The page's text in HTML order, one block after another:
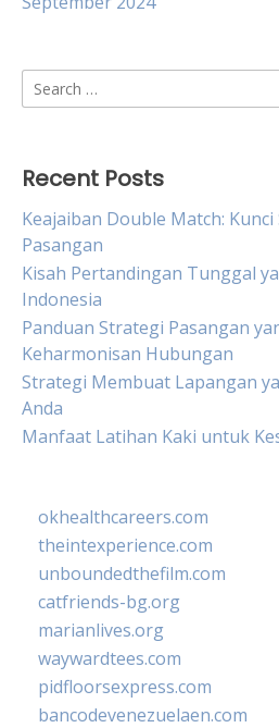
Search
for:
Recent Posts
Keajaiban Double Match: Kunci
Pasangan
Kisah Pertandingan Tunggal
Indonesia
Panduan Strategi Pasangan
Keharmonisan Hubungan
Strategi Membuat Lapangan
Anda
Manfaat Latihan Kaki untuk
okhealthcareers.com
theintexperience.com
unboundedthefilm.com
catfriends-bg.org
marianlives.org
waywardtees.com
pidfloorsexpress.com
bancodevenezuelaen.com